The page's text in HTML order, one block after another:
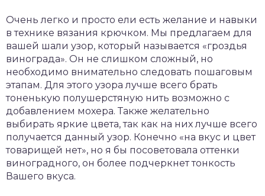
Очень легко и просто ели есть желание и навыки
в технике вязания крючком. Мы предлагаем для
вашей шали узор, который называется «гроздья
винограда». Он не слишком сложный, но
необходимо внимательно следовать пошаговым
этапам. Для этого узора лучше всего брать
тоненькую полушерстяную нить возможно с
добавлением мохера. Также желательно
выбирать яркие цвета, так как на них лучше всего
получается данный узор. Конечно «на вкус и цвет
товарищей нет», но я бы посоветовала оттенки
виноградного, он более подчеркнет тонкость
Вашего вкуса.